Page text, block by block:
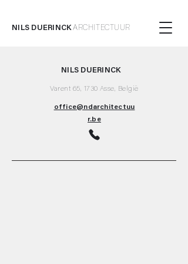
NILS DUERINCK ARCHITECTUUR
NILS DUERINCK
Varent 65, 1730 Asse, België
office@ndarchitectuu
r.be